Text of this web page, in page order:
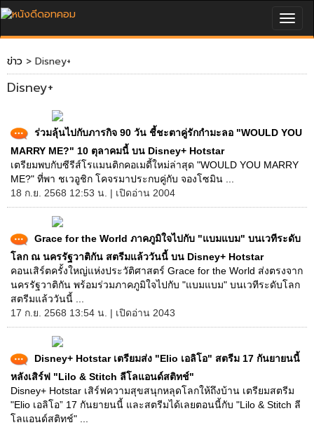
ข่าว > Disney+
Disney+
ร่วมลุ้นไปกับภารกิจ 90 วัน ชี้ชะตาคู่รักกำมะลอ "WOULD YOU
MARRY ME?" 10 ตุลาคมนี้ บน Disney+ Hotstar
เตรียมพบกับซีรีส์โรแมนติกคอเมดี้ใหม่ล่าสุด "WOULD YOU MARRY
ME?" ที่พา ชเวอูชิก โคจรมาประกบคู่กับ จองโซมิน ...
18 ก.ย. 2568 12:53 น. | เปิดอ่าน 2004
Grace for the World ภาคภูมิใจไปกับ "แบมแบม" บนเวทีระดับ
โลก ณ นครรัฐวาติกัน สตรีมแล้ววันนี้ บน Disney+ Hotstar
คอนเสิร์ตครั้งใหญ่แห่งประวัติศาสตร์ Grace for the World ส่งตรงจาก
นครรัฐวาติกัน พร้อมร่วมภาคภูมิใจไปกับ "แบมแบม" บนเวทีระดับโลก
สตรีมแล้ววันนี้ ...
17 ก.ย. 2568 13:54 น. | เปิดอ่าน 2043
Disney+ Hotstar เตรียมส่ง "Elio เอลิโอ" สตรีม 17 กันยายนนี้
หลังเสิร์ฟ "Lilo & Stitch ลีโลแอนด์สติทช์"
Disney+ Hotstar เสิร์ฟความสุขสนุกหลุดโลกให้ถึงบ้าน เตรียมสตรีม
"Elio เอลิโอ” 17 กันยายนนี้ และสตรีมได้เลยตอนนี้กับ "Lilo & Stitch ลี
โลแอนด์สติทช์" ...